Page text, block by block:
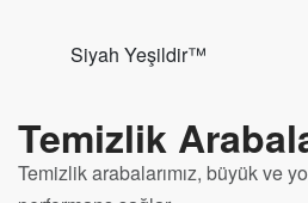
Siyah Yeşildir™
Temizlik
Temizlik arabalarımız, büyük ve